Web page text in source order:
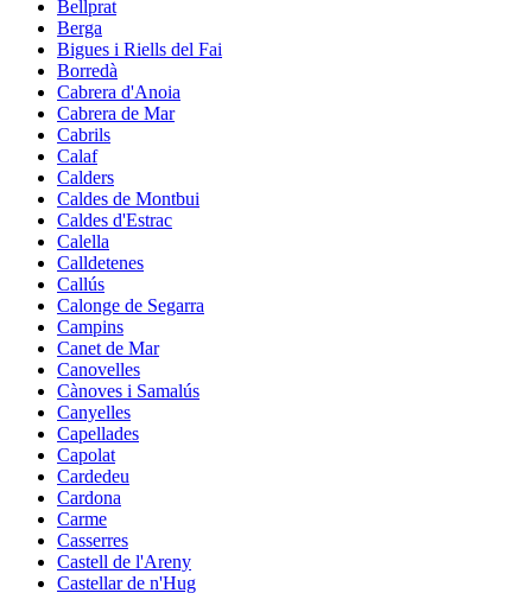
Bellprat
Berga
Bigues i Riells del Fai
Borredà
Cabrera d'Anoia
Cabrera de Mar
Cabrils
Calaf
Calders
Caldes de Montbui
Caldes d'Estrac
Calella
Calldetenes
Callús
Calonge de Segarra
Campins
Canet de Mar
Canovelles
Cànoves i Samalús
Canyelles
Capellades
Capolat
Cardedeu
Cardona
Carme
Casserres
Castell de l'Areny
Castellar de n'Hug